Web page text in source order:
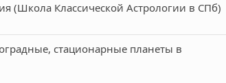
(Школа Классической Астрологии в СПб)
стационарные планеты в